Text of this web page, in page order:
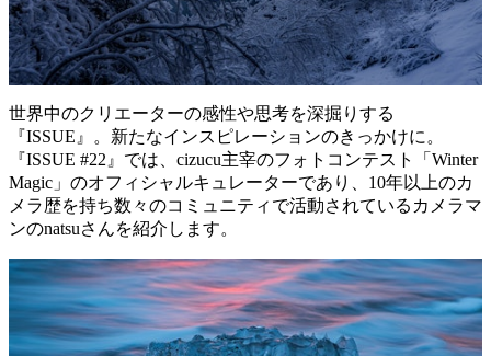
世界中のクリエーターの感性や思考を深掘りする
『ISSUE』。新たなインスピレーションのきっかけに。
『ISSUE #22』では、cizucu主宰のフォトコンテスト「Winter
Magic」のオフィシャルキュレーターであり、10年以上のカ
メラ歴を持ち数々のコミュニティで活動されているカメラマ
ンのnatsuさんを紹介します。